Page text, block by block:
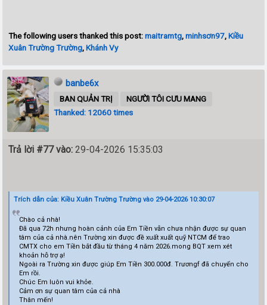
The following users thanked this post:maitramtg,minhsơn97,Kiều
Xuân Trường Trường,Khánh Vy
banbe6x
BAN QUẢN TRỊ
NGƯỜI TÔI CƯU MANG
Thanked: 12060 times
Trả lời #77 vào: 29-04-2026 15:35:03
Trích dẫn của: Kiều Xuân Trường Trường vào 29-04-2026 10:30:07
Chào cả nhà!
Đã qua 72h nhưng hoàn cảnh của Em Tiền vẫn chưa nhận được sự quan
tâm của cả nhà.nên Trường xin được đề xuất xuất quỹ NTCM để trao
CMTX cho em Tiền bắt đầu từ tháng 4 năm 2026.mong BQT xem xét
khoản hỗ trợ ạ!
Ngoài ra Trường xin được giúp Em Tiền 300.000đ. Trươngf đã chuyển cho
Em rồi.
Chúc Em luôn vui khỏe.
Cảm ơn sự quan tâm của cả nhà
Thân mến!